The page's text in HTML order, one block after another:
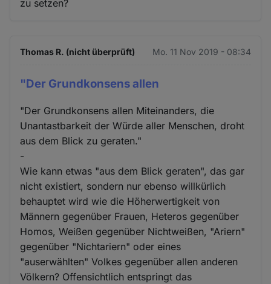
zu setzen?
Thomas R. (nicht überprüft) Mo. 11 Nov 2019 - 08:34
"Der Grundkonsens allen
"Der Grundkonsens allen Miteinanders, die
Unantastbarkeit der Würde aller Menschen, droht
aus dem Blick zu geraten."
-
Wie kann etwas "aus dem Blick geraten", das gar
nicht existiert, sondern nur ebenso willkürlich
behauptet wird wie die Höherwertigkeit von
Männern gegenüber Frauen, Heteros gegenüber
Homos, Weißen gegenüber Nichtweißen, "Ariern"
gegenüber "Nichtariern" oder eines
"auserwählten" Volkes gegenüber allen anderen
Völkern? Offensichtlich entspringt das